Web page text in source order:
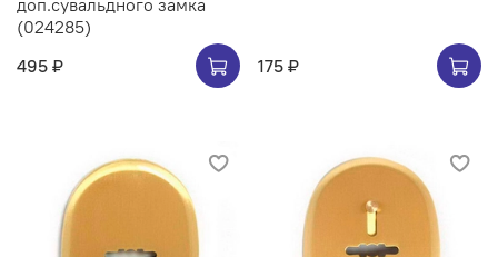
доп.сувальдного замка
(024285)
495 ₽
175 ₽